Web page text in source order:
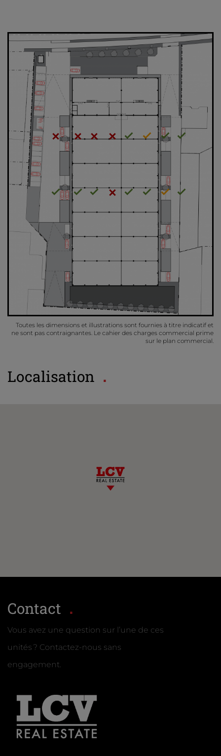
Toutes les dimensions et illustrations sont fournies à titre indicatif et
ne sont pas contraignantes. Le cahier des charges commercial prime
sur le plan commercial.
Localisation
Contact
Vous avez une question sur l’une de ces
unités ? Contactez-nous sans
engagement.